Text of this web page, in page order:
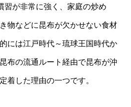
習が非常に強く、家庭の炒め
物などに昆布が欠かせない食材
には江戸時代～琉球王国時代か
布の流通ルート経由で昆布が沖
着した理由の一つです。